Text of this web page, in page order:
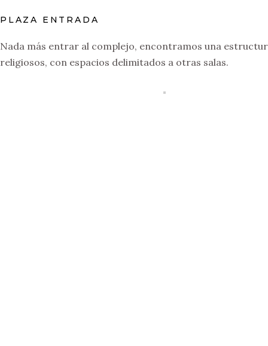
PLAZA ENTRADA
Nada más entrar al complejo, encontramos una
religiosos, con espacios delimitados a otras salas.